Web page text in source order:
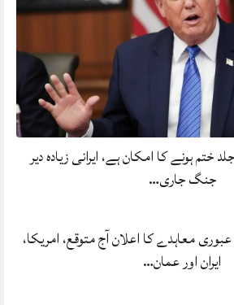
ختم ہونے کا امکان ہے، ایرانی زیادہ دیر
جنگ جاری…
معاہدے کا اعلان آج متوقع، امریکا،
ایران اور عمان…